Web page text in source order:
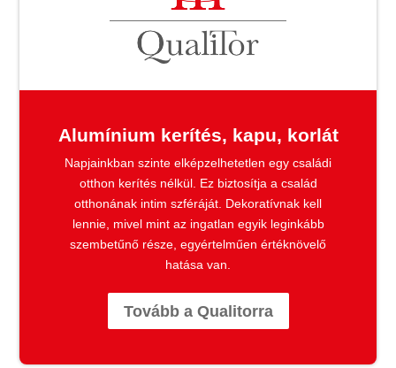
Alumínium kerítés, kapu, korlát
Napjainkban szinte elképzelhetetlen egy családi
otthon kerítés nélkül. Ez biztosítja a család
otthonának intim szféráját. Dekoratívnak kell
lennie, mivel mint az ingatlan egyik leginkább
szembetűnő része, egyértelműen értéknövelő
hatása van.
Tovább a Qualitorra